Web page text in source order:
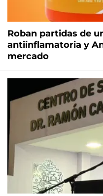
Roban partidas de
antiinflamatoria y
mercado